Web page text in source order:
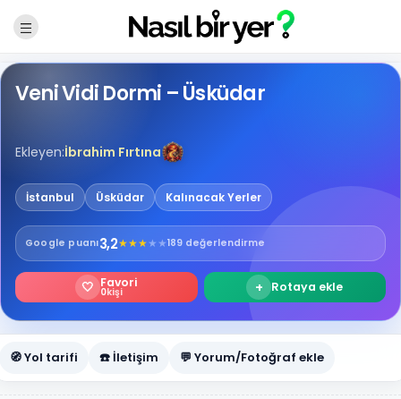
Veni Vidi Dormi – Üsküdar
Ekleyen:İbrahim Fırtına
İstanbul Üsküdar Kalınacak Yerler
Google puanı3,2★★★★★189 değerlendirme
🤍 Favori
0kişi + Rotaya ekle
🧭 Yol tarifi ☎️ İletişim 💬 Yorum/Fotoğraf ekle